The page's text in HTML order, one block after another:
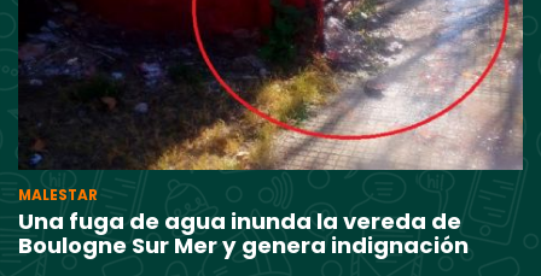
MALESTAR
Una fuga de agua inunda la vereda de
Boulogne Sur Mer y genera indignación